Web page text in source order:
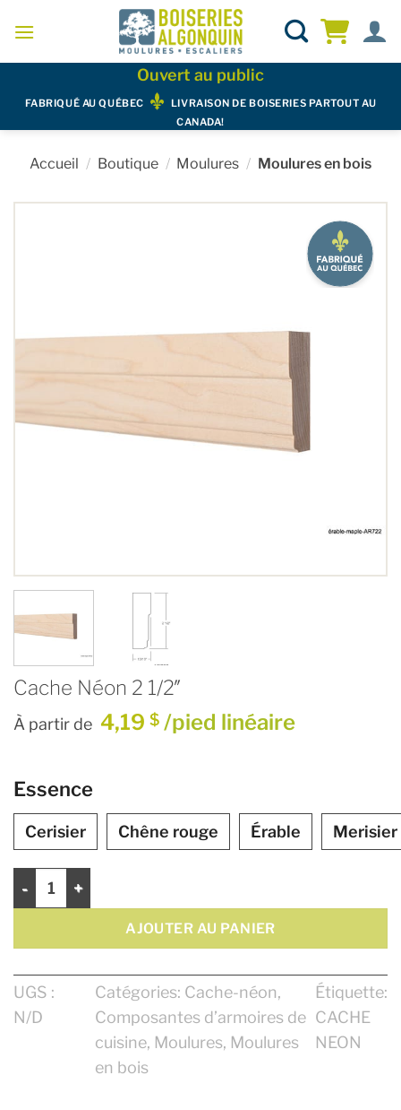
Ouvert au public
FABRIQUÉ AU QUÉBEC
LIVRAISON DE BOISERIES PARTOUT AU
CANADA!
Accueil / Boutique / Moulures / Moulures en bois
Cache Néon 2 1/2″
À partir de 4,19 $ /pied linéaire
Essence
Cerisier Chêne rouge Érable Merisier
AJOUTER AU PANIER
UGS :
N/D
Catégories: Cache-néon,
Composantes d’armoires de
cuisine, Moulures, Moulures
en bois
Étiquette:
CACHE
NEON